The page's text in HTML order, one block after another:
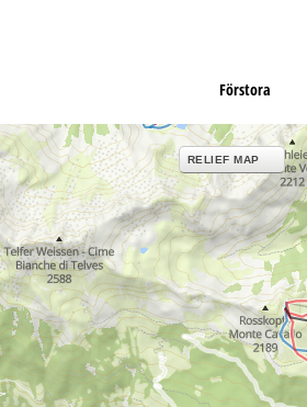
Förstora
RELIEF MAP